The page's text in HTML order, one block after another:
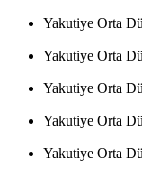
Yakutiye Orta
Yakutiye Orta
Yakutiye Orta
Yakutiye Orta
Yakutiye Orta